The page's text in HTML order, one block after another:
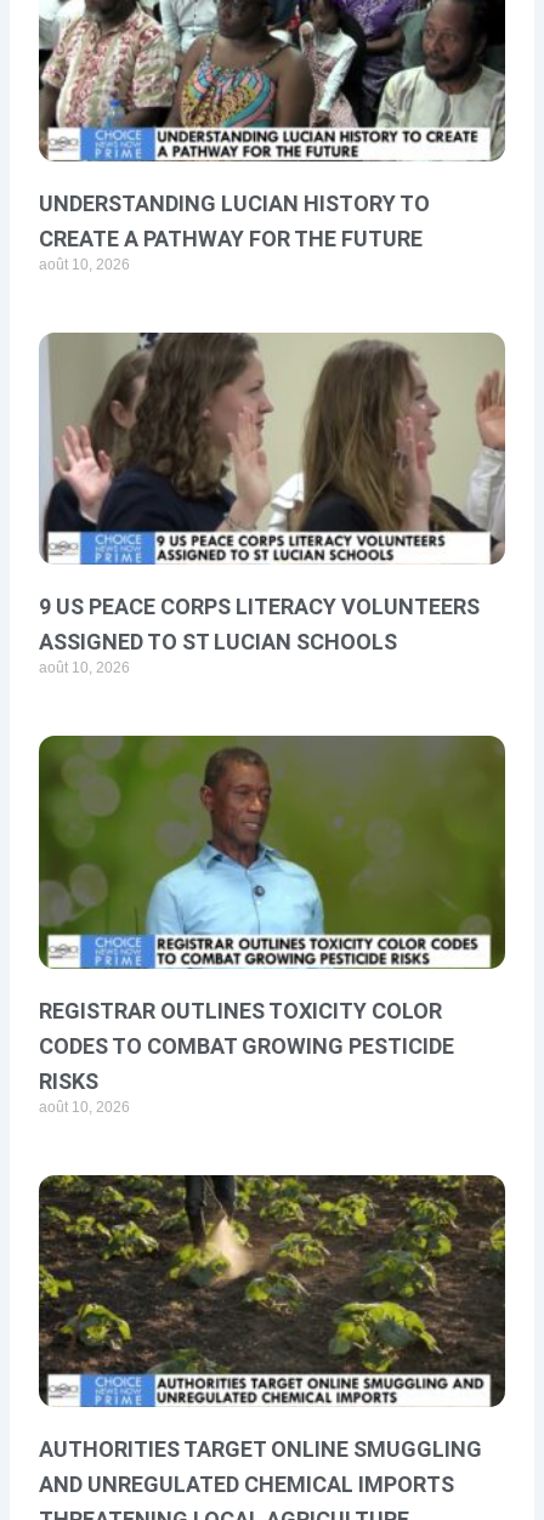
UNDERSTANDING LUCIAN HISTORY TO
CREATE A PATHWAY FOR THE FUTURE
août 10, 2026
9 US PEACE CORPS LITERACY VOLUNTEERS
ASSIGNED TO ST LUCIAN SCHOOLS
août 10, 2026
REGISTRAR OUTLINES TOXICITY COLOR
CODES TO COMBAT GROWING PESTICIDE
RISKS
août 10, 2026
AUTHORITIES TARGET ONLINE SMUGGLING
AND UNREGULATED CHEMICAL IMPORTS